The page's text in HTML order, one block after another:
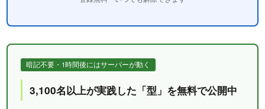
暗記不要・1時間後にはサーバーが動く
3,100名以上が実践した「型」を無料で公開中